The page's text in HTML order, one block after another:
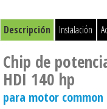
Descripción Instalación
Chip de
HDI 140 hp
para motor